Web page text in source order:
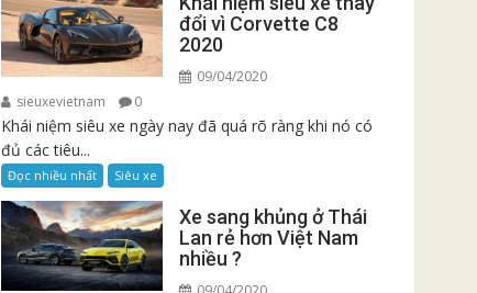
đổi vì Corvette C8
2020
09/04/2020
sieuxevietnam
0
Khái niệm siêu xe ngày nay đã quá rõ ràng khi nó có
đủ các tiêu...
Đọc nhiều nhất Siêu xe
Xe sang khủng ở Thái
Lan rẻ hơn Việt Nam
nhiều ?